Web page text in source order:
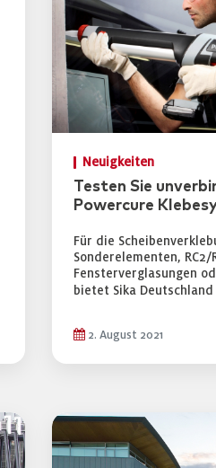
Neuigkeiten
Testen Sie
Powercure
Für die
Sonderelementen, RC2/
Fensterverglasungen
bietet Sika
2. August 2021